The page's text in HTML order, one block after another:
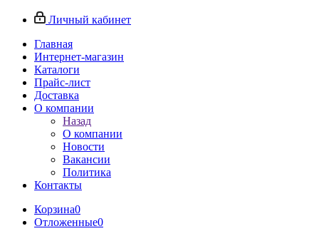
Личный кабинет
Главная
Интернет-магазин
Каталоги
Прайс-лист
Доставка
О компании
Назад
О компании
Новости
Вакансии
Политика
Контакты
Корзина0
Отложенные0